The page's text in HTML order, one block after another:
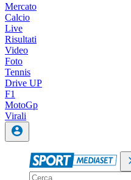
Mercato
Calcio
Live
Risultati
Video
Foto
Tennis
Drive UP
F1
MotoGp
Virali